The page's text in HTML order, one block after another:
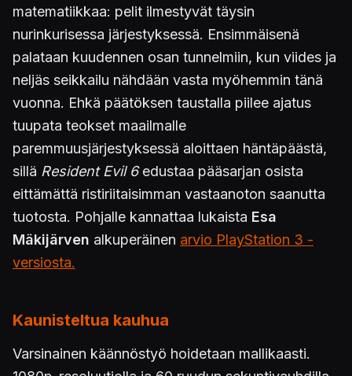
matematiikkaa: pelit ilmestyvät täysin
nurinkurisessa järjestyksessä. Ensimmäisenä
palataan kuudennen osan tunnelmiin, kun viides ja
neljäs seikkailu nähdään vasta myöhemmin tänä
vuonna. Ehkä päätöksen taustalla piilee ajatus
tuupata teokset maailmalle
paremmuusjärjestyksessä aloittaen häntäpäästä,
sillä Resident Evil 6edustaa pääsarjan osista
eittämättä ristiriitaisimman vastaanoton saanutta
tuotosta. Pohjalle kannattaa lukaista Esa
Mäkijärven alkuperäinen arvio PlayStation 3 -
versiosta.
Kaunisteltua kauhua
Varsinainen käännöstyö hoidetaan mallikaasti.